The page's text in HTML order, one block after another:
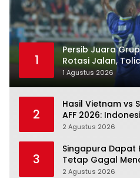
1
Persib Juara
Rotasi Jalan,
Percaya
1 Agustus 2026
2
Hasil Vietnam vs
AFF 2026:
Terbuka
2 Agustus 2026
3
Singapura Dapat
Tetap Gagal
Berbelok
2 Agustus 2026